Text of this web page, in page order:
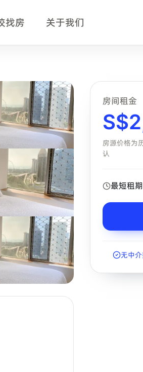
找房 关于我们
间、交通和服务包含项的中文租客
房间租金
S$
房源价格为
认
最短租期
无中介